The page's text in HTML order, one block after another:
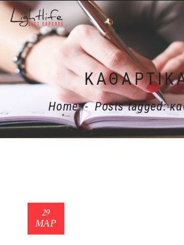
Home - Posts tagged:
29
ΜΑΡ